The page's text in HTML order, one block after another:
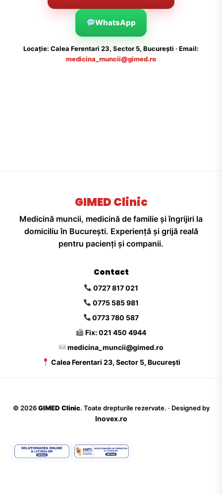
WhatsApp
Locație: Calea Ferentari 23, Sector 5, București · Email:
medicina_muncii@gimed.ro
GIMED Clinic
Medicină muncii, medicină de familie și îngrijiri la
domiciliu în București. Experiență și grijă reală
pentru pacienți și companii.
Contact
0727 817 021
0775 585 981
0773 780 587
Fix: 021 450 4944
medicina_muncii@gimed.ro
Calea Ferentari 23, Sector 5, București
© 2026 GIMED Clinic. Toate drepturile rezervate. · Designed by
Inovex.ro